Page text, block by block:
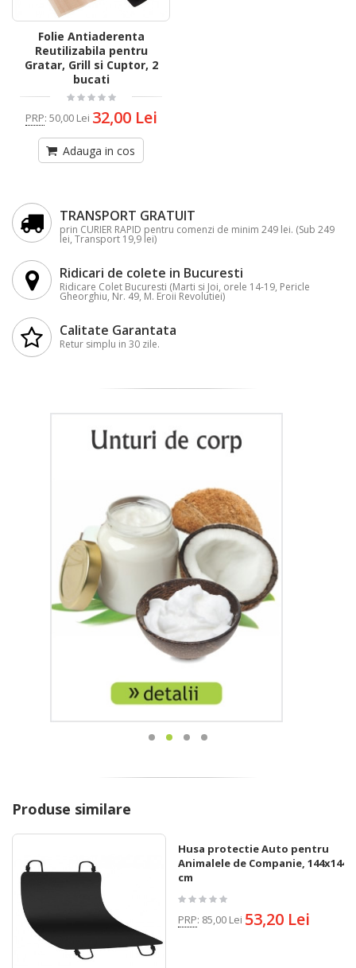
Folie Antiaderenta
Reutilizabila pentru
Gratar, Grill si Cuptor, 2
bucati
PRP: 50,00 Lei 32,00 Lei
Adauga in cos
TRANSPORT GRATUIT
prin CURIER RAPID pentru comenzi de minim 249 lei. (Sub 249
lei, Transport 19,9 lei)
Ridicari de colete in Bucuresti
Ridicare Colet Bucuresti (Marti si Joi, orele 14-19, Pericle
Gheorghiu, Nr. 49, M. Eroii Revolutiei)
Calitate Garantata
Retur simplu in 30 zile.
Produse similare
Husa protectie Auto pentru
Animalele de Companie, 144x144
cm
PRP: 85,00 Lei 53,20 Lei